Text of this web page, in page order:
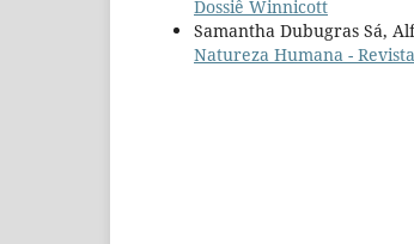
Dossiê Winnicott
Samantha Dubugras Sá,
Natureza Humana -